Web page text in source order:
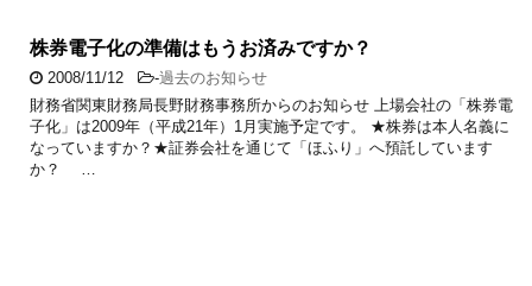
株券電子化の準備はもうお済みですか？
2008/11/12 -過去のお知らせ
財務省関東財務局長野財務事務所からのお知らせ 上場会社の「株券電
子化」は2009年（平成21年）1月実施予定です。 ★株券は本人名義に
なっていますか？★証券会社を通じて「ほふり」へ預託しています
か？ …